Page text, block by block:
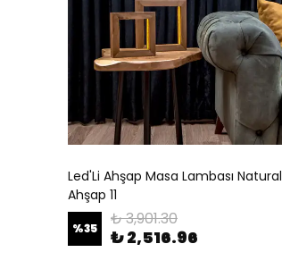
Led'Li Ahşap Masa Lambası Natural
Ahşap 11
%35 ₺ 3,901.30
₺ 2,516.96